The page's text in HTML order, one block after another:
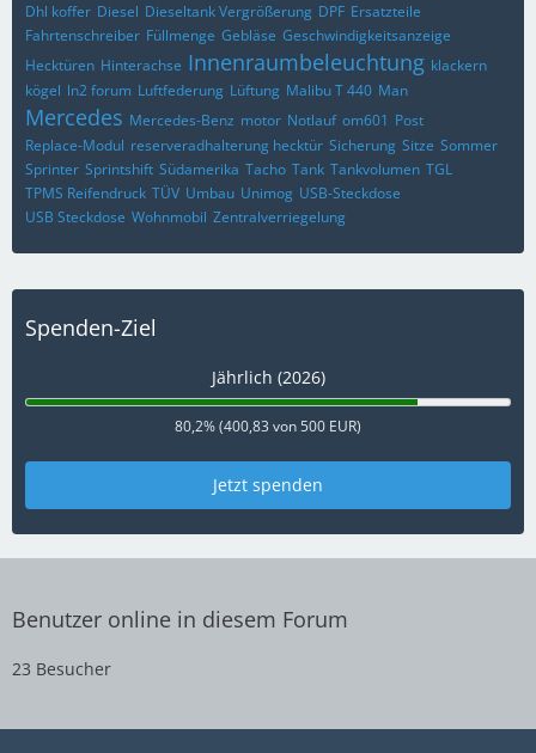
Dhl koffer Diesel Dieseltank Vergrößerung DPF Ersatzteile
Fahrtenschreiber Füllmenge Gebläse Geschwindigkeitsanzeige
Hecktüren Hinterachse Innenraumbeleuchtung klackern
kögel ln2 forum Luftfederung Lüftung Malibu T 440 Man
Mercedes Mercedes-Benz motor Notlauf om601 Post
Replace-Modul reserveradhalterung hecktür Sicherung Sitze Sommer
Sprinter Sprintshift Südamerika Tacho Tank Tankvolumen TGL
TPMS Reifendruck TÜV Umbau Unimog USB-Steckdose
USB Steckdose Wohnmobil Zentralverriegelung
Spenden-Ziel
Jährlich (2026)
80,2% (400,83 von 500 EUR)
Jetzt spenden
Benutzer online in diesem Forum
23 Besucher